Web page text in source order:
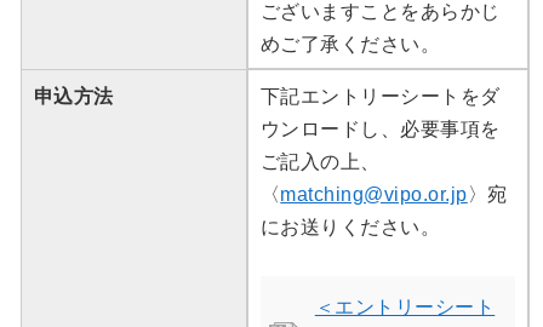
ございますことをあらかじ
めご了承ください。
申込方法
下記エントリーシートをダ
ウンロードし、必要事項を
ご記入の上、
〈matching@vipo.or.jp〉宛
にお送りください。
＜エントリーシート